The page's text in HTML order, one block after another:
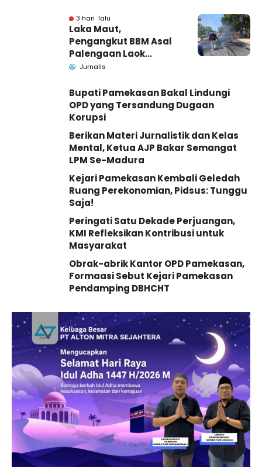
3 hari lalu
Laka Maut,
Pengangkut BBM Asal
Palengaan Laok
Pamekasan Meninggal
Jurnalis
Bupati Pamekasan Bakal Lindungi
OPD yang Tersandung Dugaan
Korupsi
Berikan Materi Jurnalistik dan Kelas
Mental, Ketua AJP Bakar Semangat
LPM Se-Madura
Kejari Pamekasan Kembali Geledah
Ruang Perekonomian, Pidsus: Tunggu
Saja!
Peringati Satu Dekade Perjuangan,
KMI Refleksikan Kontribusi untuk
Masyarakat
Obrak-abrik Kantor OPD Pamekasan,
Formaasi Sebut Kejari Pamekasan
Pendamping DBHCHT